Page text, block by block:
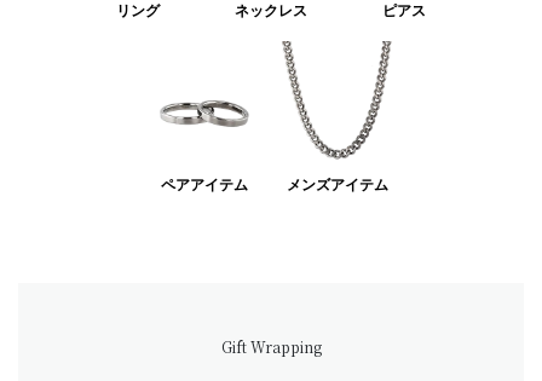
リング ネックレス ピアス
ペアアイテム メンズアイテム
Gift Wrapping